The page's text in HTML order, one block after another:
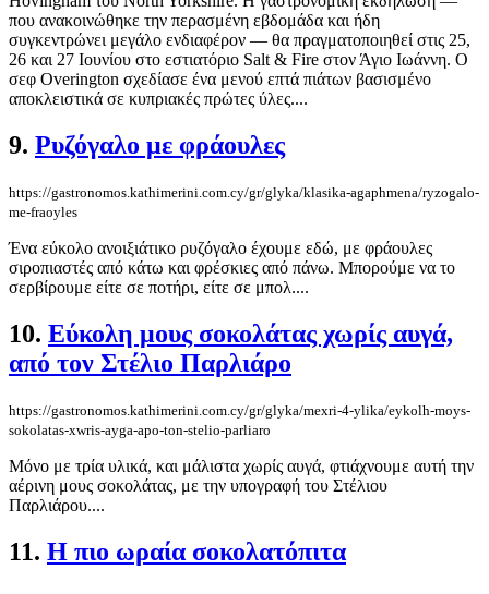
που ανακοινώθηκε την περασμένη εβδομάδα και ήδη
συγκεντρώνει μεγάλο ενδιαφέρον — θα πραγματοποιηθεί στις 25,
26 και 27 Ιουνίου στο εστιατόριο Salt & Fire στον Άγιο Ιωάννη. Ο
σεφ Overington σχεδίασε ένα μενού επτά πιάτων βασισμένο
αποκλειστικά σε κυπριακές πρώτες ύλες....
9. Ρυζόγαλο με φράουλες
https://gastronomos.kathimerini.com.cy/gr/glyka/klasika-agaphmena/ryzogalo-
me-fraoyles
Ένα εύκολο ανοιξιάτικο ρυζόγαλο έχουμε εδώ, με φράουλες
σιροπιαστές από κάτω και φρέσκιες από πάνω. Μπορούμε να το
σερβίρουμε είτε σε ποτήρι, είτε σε μπολ....
10. Εύκολη μους σοκολάτας χωρίς αυγά,
από τον Στέλιο Παρλιάρο
https://gastronomos.kathimerini.com.cy/gr/glyka/mexri-4-ylika/eykolh-moys-
sokolatas-xwris-ayga-apo-ton-stelio-parliaro
Μόνο με τρία υλικά, και μάλιστα χωρίς αυγά, φτιάχνουμε αυτή την
αέρινη μους σοκολάτας, με την υπογραφή του Στέλιου
Παρλιάρου....
11. Η πιο ωραία σοκολατόπιτα